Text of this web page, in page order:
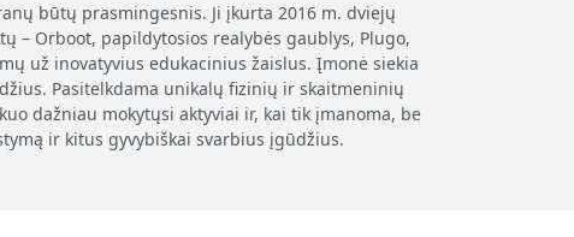
būtų prasmingesnis. Ji įkurta 2016 m. dviejų
– Orboot, papildytosios realybės gaublys, Plugo,
už inovatyvius edukacinius žaislus. Įmonė siekia
Pasitelkdama unikalų fizinių ir skaitmeninių
dažniau mokytųsi aktyviai ir, kai tik įmanoma, be
ir kitus gyvybiškai svarbius įgūdžius.